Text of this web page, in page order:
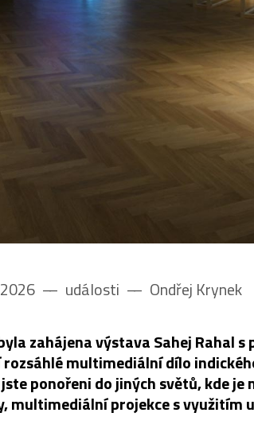
–– události –– Ondřej Krynek
zahájena výstava Sahej Rahal
multimediální dílo
ponořeni do jiných světů, kde je
multimediální projekce s využitím